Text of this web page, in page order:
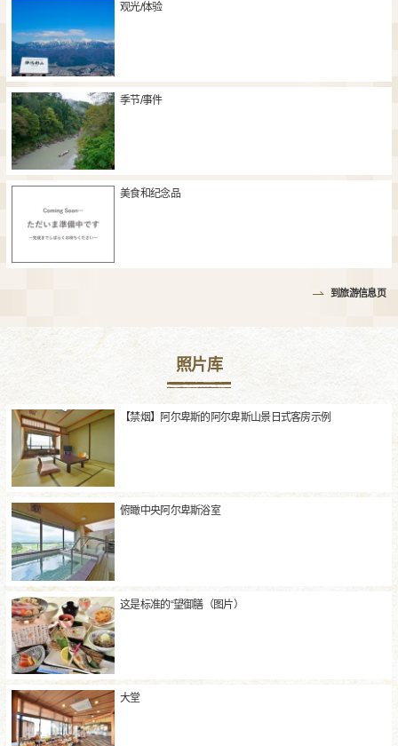
观光/体验
季节/事件
美食和纪念品
到旅游信息页
照片库
【禁烟】阿尔卑斯的阿尔卑斯山景日式客房示例
俯瞰中央阿尔卑斯浴室
这是标准的“望御膳（图片）
大堂